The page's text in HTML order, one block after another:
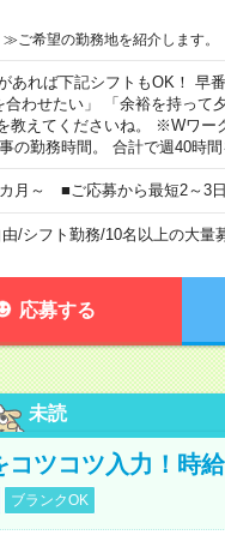
ご希望の勤務地を紹介します。
あれば下記シフトもOK！ 早
わせたい」 「余裕を持って
教えてくださいね。 ※Wワー
の勤務時間。 合計で週40時間
月～ ■ご応募から最短2～3
/シフト勤務/10名以上の大量
応募する
未読
コツコツ入力！時
ブランクOK